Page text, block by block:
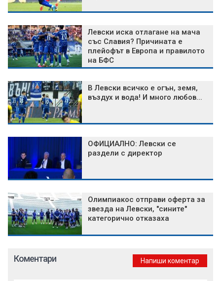
Левски иска отлагане на мача
със Славия? Причината е
плейофът в Европа и правилото
на БФС
В Левски всичко е огън, земя,
въздух и вода! И много любов...
ОФИЦИАЛНО: Левски се
раздели с директор
Олимпиакос отправи оферта за
звезда на Левски, "сините"
категорично отказаха
Коментари Напиши коментар